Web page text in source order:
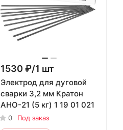
1530 ₽/1 шт
Электрод для дуговой
сварки 3,2 мм Кратон
АНО-21 (5 кг) 1 19 01 021
0 Под заказ